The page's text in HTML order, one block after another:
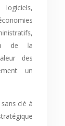
de la
des
un
sans clé à